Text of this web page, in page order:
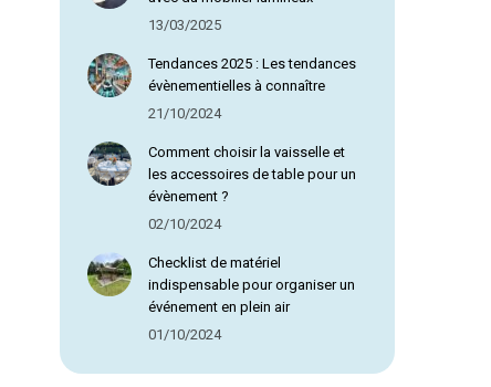
13/03/2025
Tendances 2025 : Les tendances
évènementielles à connaître
21/10/2024
Comment choisir la vaisselle et
les accessoires de table pour un
évènement ?
02/10/2024
Checklist de matériel
indispensable pour organiser un
événement en plein air
01/10/2024